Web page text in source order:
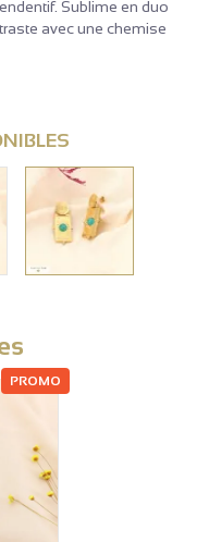
Sublime en duo
avec une chemise
PROMO